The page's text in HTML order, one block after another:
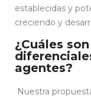
establecidas y
creciendo y
¿Cuáles
agentes?
Nuestra